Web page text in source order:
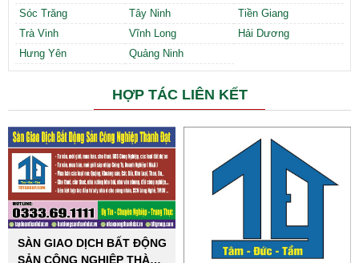
Sóc Trăng Tây Ninh
Tiền Giang
Trà Vinh
Vĩnh Long
Hải Dương
Hưng Yên
Quảng Ninh
HỢP TÁC LIÊN KẾT
SÀN GIAO DỊCH BẤT ĐỘNG
SẢN CÔNG NGHIỆP THÀNH